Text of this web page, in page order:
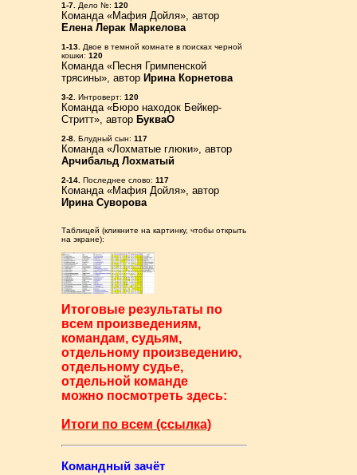
1-7. Дело №:120
Команда «Мафия Дойля», автор
Елена Лерак Маркелова
1-13.
Двое в темной комнате в поисках черной
кошки:120
Команда «Песня Гримпенской
трясины», автор Ирина Корнетова
3-2. Интроверт:120
Команда «Бюро находок Бейкер-
Стритт», автор БукваО
2-8. Блудный сын:117
Команда «Лохматые глюки», автор
Арчибальд Лохматый
2-14. Последнее слово:117
Команда «Мафия Дойля», автор
Ирина Суворова
Таблицей (кликните на картинку, чтобы открыть
на экране):
Итоговые результаты по
всем произведениям,
командам, судьям,
отдельному произведению,
отдельному судье,
отдельной команде
можно посмотреть здесь:
Итоги по всем (ссылка)
Командный зачёт